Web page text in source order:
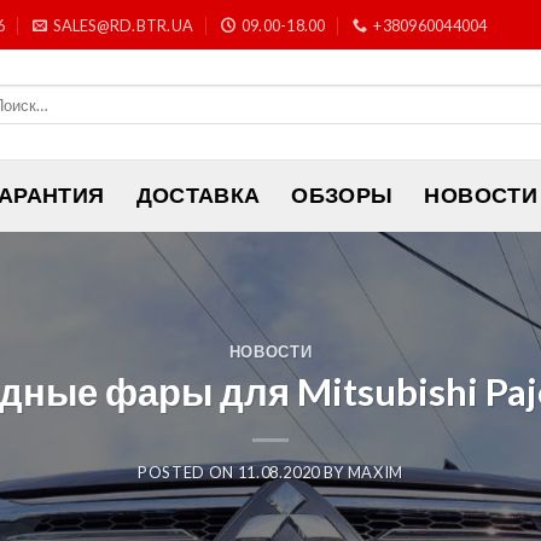
SALES@RD.BTR.UA 09.00-18.00 +380960044004
ДОСТАВКА ОБЗОРЫ НОВОСТИ
НОВОСТИ
фары для Mitsubishi
POSTED ON11.08.2020BYMAXIM